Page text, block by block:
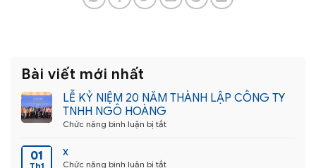
Bài viết mới nhất
LỄ KỶ NIỆM 20 NĂM THÀNH LẬP CÔNG TY
TNHH NGÔ HOÀNG
Chức năng bình luận bị tắtở
01
Th1
x
Chức năng bình luận bị tắtở